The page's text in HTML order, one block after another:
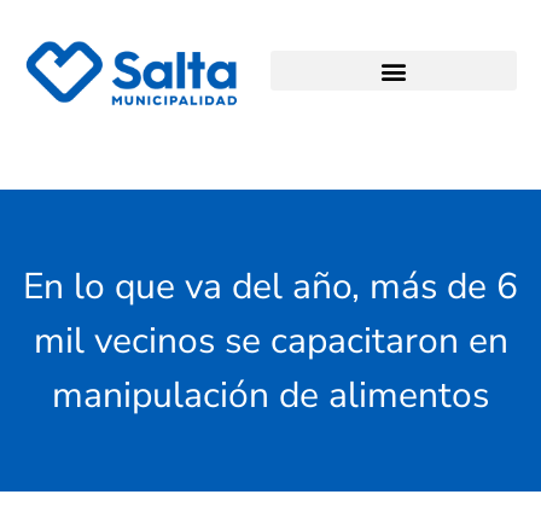
En lo que va del año, más de 6
mil vecinos se capacitaron en
manipulación de alimentos